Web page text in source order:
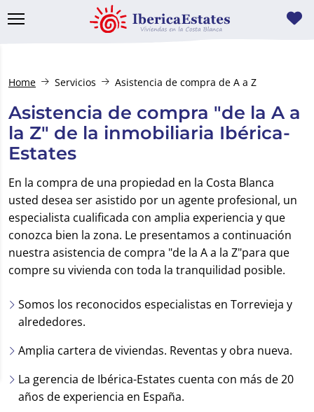
Home Servicios Asistencia de compra de A a Z
Asistencia de compra "de la A a
la Z" de la inmobiliaria Ibérica-
Estates
En la compra de una propiedad en la Costa Blanca
usted desea ser asistido por un agente profesional, un
especialista cualificada con amplia experiencia y que
conozca bien la zona. Le presentamos a continuación
nuestra asistencia de compra "de la A a la Z"para que
compre su vivienda con toda la tranquilidad posible.
Somos los reconocidos especialistas en Torrevieja y
alrededores.
Amplia cartera de viviendas. Reventas y obra nueva.
La gerencia de Ibérica-Estates cuenta con más de 20
años de experiencia en España.